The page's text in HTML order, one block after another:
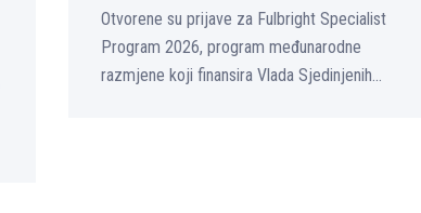
Otvorene su prijave za Fulbright Specialist
Program 2026, program međunarodne
razmjene koji finansira Vlada Sjedinjenih...